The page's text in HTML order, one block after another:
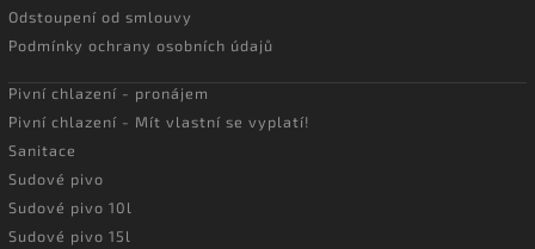
Odstoupení od smlouvy
Podmínky ochrany osobních údajů
Pivní chlazení - pronájem
Pivní chlazení - Mít vlastní se vyplatí!
Sanitace
Sudové pivo
Sudové pivo 10l
Sudové pivo 15l